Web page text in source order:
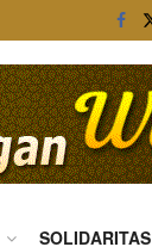
SOLIDARITAS